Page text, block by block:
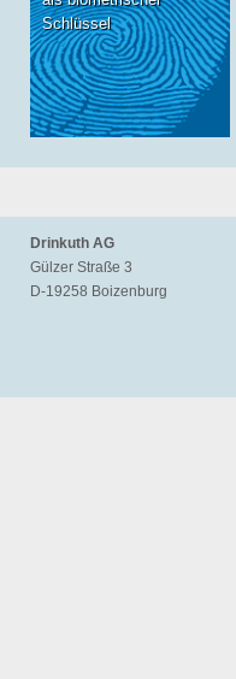
Schlüssel
Drinkuth AG
Gülzer Straße 3
D-19258 Boizenburg